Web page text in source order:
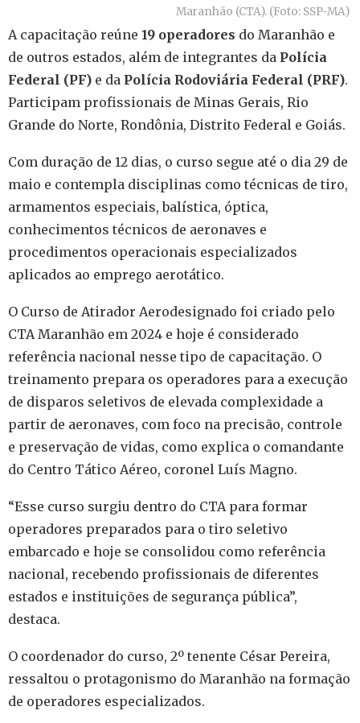
Maranhão (CTA). (Foto: SSP-MA)
A capacitação reúne 19 operadores do Maranhão e
de outros estados, além de integrantes da Polícia
Federal (PF) e da Polícia Rodoviária Federal (PRF).
Participam profissionais de Minas Gerais, Rio
Grande do Norte, Rondônia, Distrito Federal e Goiás.
Com duração de 12 dias, o curso segue até o dia 29 de
maio e contempla disciplinas como técnicas de tiro,
armamentos especiais, balística, óptica,
conhecimentos técnicos de aeronaves e
procedimentos operacionais especializados
aplicados ao emprego aerotático.
O Curso de Atirador Aerodesignado foi criado pelo
CTA Maranhão em 2024 e hoje é considerado
referência nacional nesse tipo de capacitação. O
treinamento prepara os operadores para a execução
de disparos seletivos de elevada complexidade a
partir de aeronaves, com foco na precisão, controle
e preservação de vidas, como explica o comandante
do Centro Tático Aéreo, coronel Luís Magno.
“Esse curso surgiu dentro do CTA para formar
operadores preparados para o tiro seletivo
embarcado e hoje se consolidou como referência
nacional, recebendo profissionais de diferentes
estados e instituições de segurança pública”,
destaca.
O coordenador do curso, 2º tenente César Pereira,
ressaltou o protagonismo do Maranhão na formação
de operadores especializados.